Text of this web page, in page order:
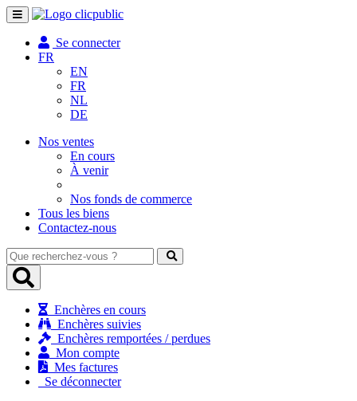
Toggle
navigation
Se connecter
FR
EN
FR
NL
DE
Nos ventes
En cours
À venir
Nos fonds de commerce
Tous les biens
Contactez-nous
Que
recherchez-
vous
Enchères en cours
Enchères suivies
Enchères remportées / perdues
Mon compte
Mes factures
Se déconnecter